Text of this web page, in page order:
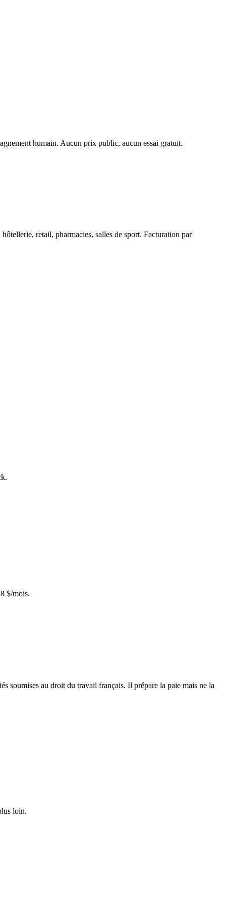
humain. Aucun prix public, aucun essai gratuit.
retail, pharmacies, salles de sport. Facturation par
$/mois.
soumises au droit du travail français. Il prépare la paie mais ne la
loin.